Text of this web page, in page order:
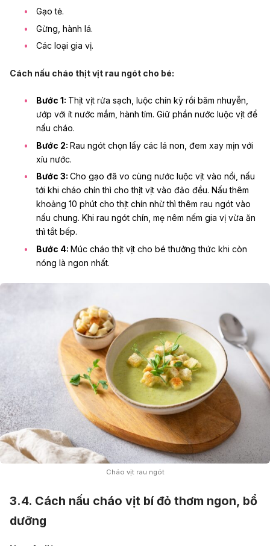
Gạo tẻ.
Gừng, hành lá.
Các loại gia vị.
Cách nấu cháo thịt vịt rau ngót cho bé:
Bước 1: Thịt vịt rửa sạch, luộc chín kỹ rồi băm nhuyễn,
ướp với ít nước mắm, hành tím. Giữ phần nước luộc vịt để
nấu cháo.
Bước 2: Rau ngót chọn lấy các lá non, đem xay mịn với
xíu nước.
Bước 3: Cho gạo đã vo cùng nước luộc vịt vào nồi, nấu
tới khi cháo chín thì cho thịt vịt vào đảo đều. Nấu thêm
khoảng 10 phút cho thịt chín nhừ thì thêm rau ngót vào
nấu chung. Khi rau ngót chín, mẹ nêm nếm gia vị vừa ăn
thì tắt bếp.
Bước 4: Múc cháo thịt vịt cho bé thưởng thức khi còn
nóng là ngon nhất.
Cháo vịt rau ngót
3.4. Cách nấu cháo vịt bí đỏ thơm ngon, bổ
dưỡng